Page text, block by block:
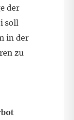
der
soll
in der
zu